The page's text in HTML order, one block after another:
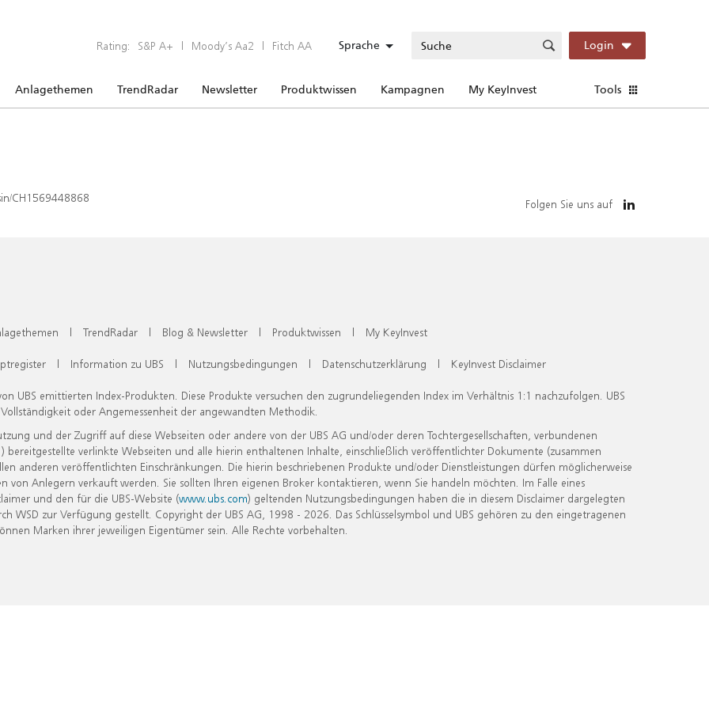
Rating: S&P A+ | Moody’s Aa2 | Fitch AA Sprache Login
Anlagethemen TrendRadar Newsletter Produktwissen Kampagnen My KeyInvest Tools
CH1569448868 Folgen Sie uns auf
| TrendRadar | Blog & Newsletter | Produktwissen | My KeyInvest
| Information zu UBS | Nutzungsbedingungen | Datenschutzerklärung | KeyInvest Disclaimer
UBS emittierten Index-Produkten. Diese Produkte versuchen den zugrundeliegenden Index im Verhältnis 1:1 nachzufolgen. UBS
oder Angemessenheit der angewandten Methodik.
und der Zugriff auf diese Webseiten oder andere von der UBS AG und/oder deren Tochtergesellschaften, verbundenen
verlinkte Webseiten und alle hierin enthaltenen Inhalte, einschließlich veröffentlichter Dokumente (zusammen
anderen veröffentlichten Einschränkungen. Die hierin beschriebenen Produkte und/oder Dienstleistungen dürfen möglicherweise
Anlegern verkauft werden. Sie sollten Ihren eigenen Broker kontaktieren, wenn Sie handeln möchten. Im Falle eines
und den für die UBS-Website (www.ubs.com) geltenden Nutzungsbedingungen haben die in diesem Disclaimer dargelegten
zur Verfügung gestellt. Copyright der UBS AG, 1998 - 2026. Das Schlüsselsymbol und UBS gehören zu den eingetragenen
Marken ihrer jeweiligen Eigentümer sein. Alle Rechte vorbehalten.